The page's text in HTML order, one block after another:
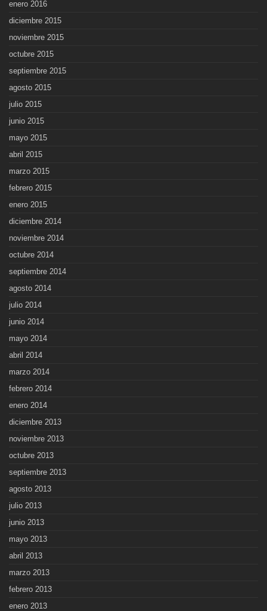
enero 2016
diciembre 2015
noviembre 2015
octubre 2015
septiembre 2015
agosto 2015
julio 2015
junio 2015
mayo 2015
abril 2015
marzo 2015
febrero 2015
enero 2015
diciembre 2014
noviembre 2014
octubre 2014
septiembre 2014
agosto 2014
julio 2014
junio 2014
mayo 2014
abril 2014
marzo 2014
febrero 2014
enero 2014
diciembre 2013
noviembre 2013
octubre 2013
septiembre 2013
agosto 2013
julio 2013
junio 2013
mayo 2013
abril 2013
marzo 2013
febrero 2013
enero 2013